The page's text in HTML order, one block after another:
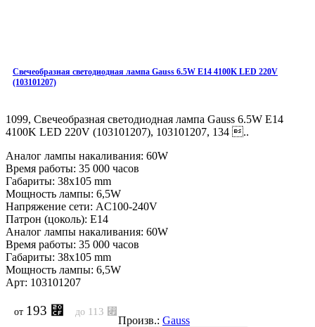
Свечеобразная светодиодная лампа Gauss 6.5W E14 4100K LED 220V
(103101207)
1099, Свечеобразная светодиодная лампа Gauss 6.5W E14
4100K LED 220V (103101207), 103101207, 134 ..
Аналог лампы накаливания: 60W
Время работы: 35 000 часов
Габариты: 38x105 mm
Мощность лампы: 6,5W
Напряжение сети: AC100-240V
Патрон (цоколь): E14
Аналог лампы накаливания: 60W
Время работы: 35 000 часов
Габариты: 38x105 mm
Мощность лампы: 6,5W
Арт: 103101207
от 193 ⃏ до 113 ⃏
Произв.: Gauss